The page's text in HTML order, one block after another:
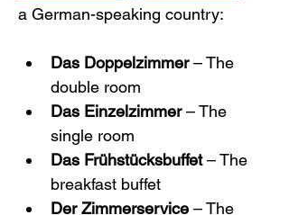
a German-speaking country:
Das Doppelzimmer – The
double room
Das Einzelzimmer – The
single room
Das Frühstücksbuffet – The
breakfast buffet
Der Zimmerservice – The